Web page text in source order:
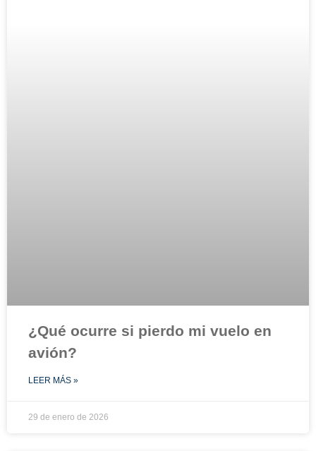
¿Qué ocurre si pierdo mi vuelo en
avión?
LEER MÁS »
29 de enero de 2026